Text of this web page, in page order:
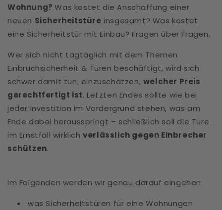
Wohnung?Was kostet die Anschaffung einer
neuen Sicherheitstüre insgesamt? Was kostet
eine Sicherheitstür mit Einbau? Fragen über Fragen.
Wer sich nicht tagtäglich mit dem Themen
Einbruchsicherheit & Türen beschäftigt, wird sich
schwer damit tun, einzuschätzen, welcher Preis
gerechtfertigt ist. Letzten Endes sollte wie bei
jeder Investition im Vordergrund stehen, was am
Ende dabei herausspringt – schließlich soll die Türe
im Ernstfall wirklichverlässlich gegen Einbrecher
schützen.
Im Folgenden werden wir genau darauf eingehen:
was Sicherheitstüren für eine Wohnungen